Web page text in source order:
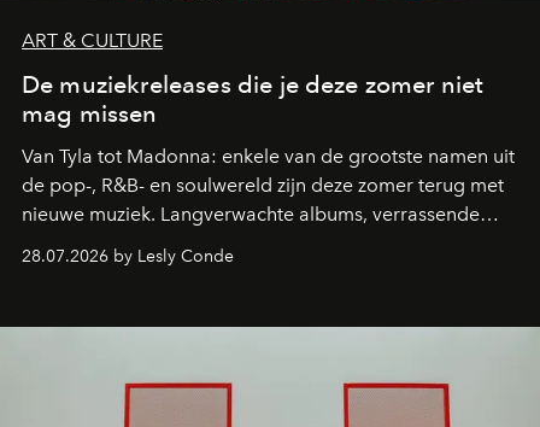
ART & CULTURE
De muziekreleases die je deze zomer niet
mag missen
Van Tyla tot Madonna: enkele van de grootste namen uit
de pop-, R&B- en soulwereld zijn deze zomer terug met
nieuwe muziek. Langverwachte albums, verrassende
de releases die je niet mag missen.
28.07.2026 by Lesly Conde